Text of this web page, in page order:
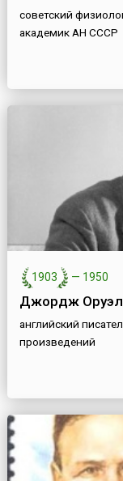
советский
академик АН СССР
1903 — 1950
Джордж
английский
произведений